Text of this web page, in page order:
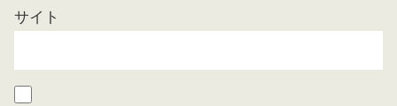
サイト